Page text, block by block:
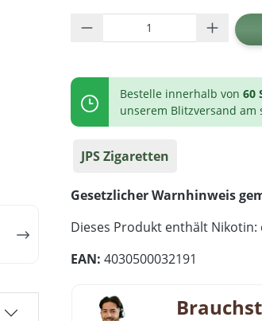
Produkt Anzahl:
Bestelle innerhalb von 60
unserem Blitzversand am
JPS Zigaretten
Gesetzlicher Warnhinweis
Dieses Produkt enthält
EAN: 4030500032191